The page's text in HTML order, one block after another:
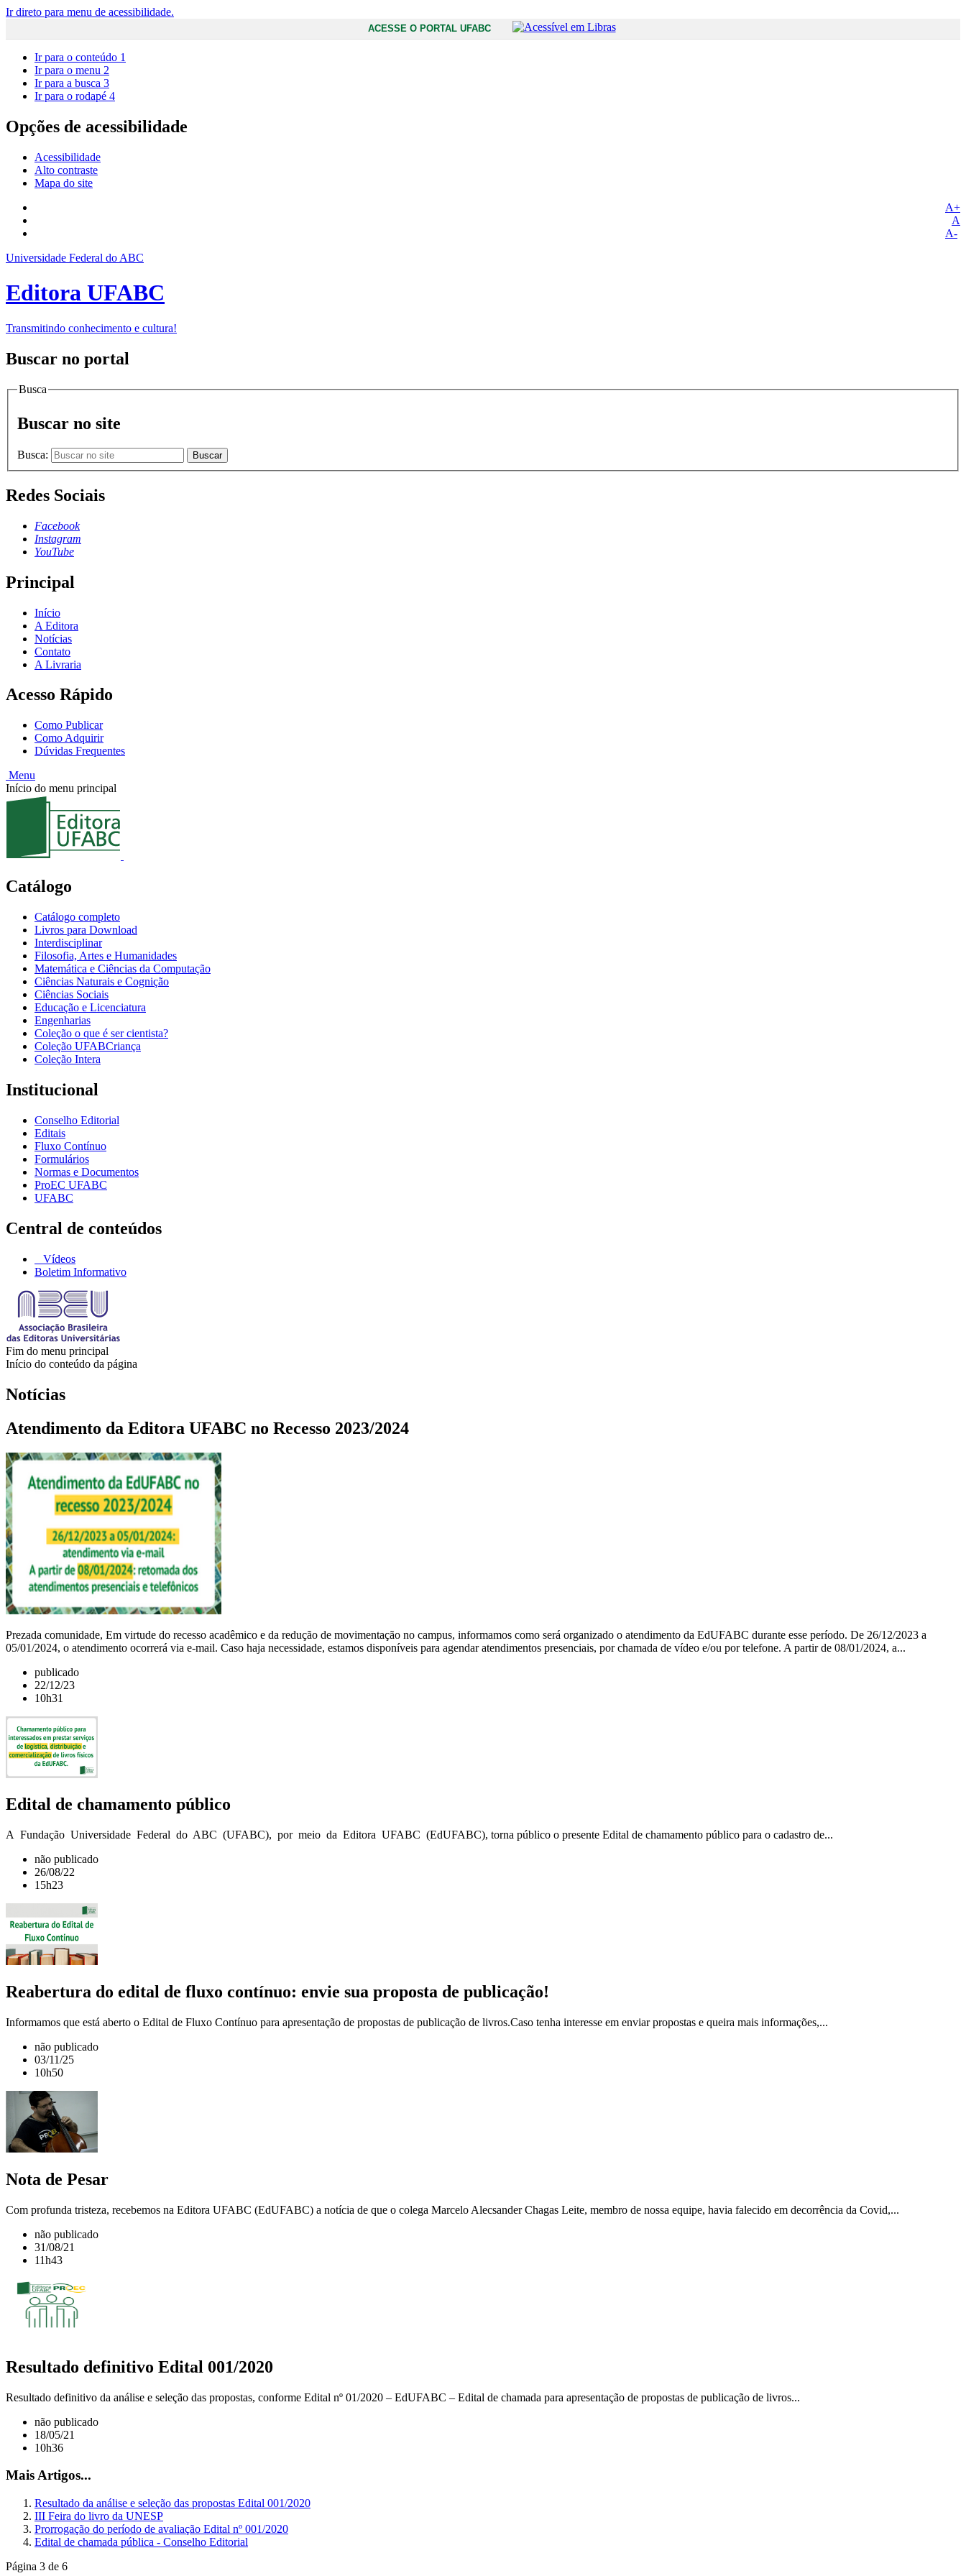
Ir direto para menu de acessibilidade.
ACESSE O PORTAL UFABC
Ir para o conteúdo 1
Ir para o menu 2
Ir para a busca 3
Ir para o rodapé 4
Opções de acessibilidade
Acessibilidade
Alto contraste
Mapa do site
A+
A
A-
Universidade Federal do ABC
Editora UFABC
Transmitindo conhecimento e cultura!
Buscar no portal
Busca
Buscar no site
Busca: Buscar
Redes Sociais
Facebook
Instagram
YouTube
Principal
Início
A Editora
Notícias
Contato
A Livraria
Acesso Rápido
Como Publicar
Como Adquirir
Dúvidas Frequentes
Menu
Início do menu principal
Catálogo
Catálogo completo
Livros para Download
Interdisciplinar
Filosofia, Artes e Humanidades
Matemática e Ciências da Computação
Ciências Naturais e Cognição
Ciências Sociais
Educação e Licenciatura
Engenharias
Coleção o que é ser cientista?
Coleção UFABCriança
Coleção Intera
Institucional
Conselho Editorial
Editais
Fluxo Contínuo
Formulários
Normas e Documentos
ProEC UFABC
UFABC
Central de conteúdos
Vídeos
Boletim Informativo
Fim do menu principal
Início do conteúdo da página
Notícias
Atendimento da Editora UFABC no Recesso 2023/2024
Prezada comunidade, Em virtude do recesso acadêmico e da redução de movimentação no campus, informamos como será organizado o atendimento da EdUFABC durante esse período. De 26/12/2023 a
05/01/2024, o atendimento ocorrerá via e-mail. Caso haja necessidade, estamos disponíveis para agendar atendimentos presenciais, por chamada de vídeo e/ou por telefone. A partir de 08/01/2024, a...
publicado
22/12/23
10h31
Edital de chamamento público
A Fundação Universidade Federal do ABC (UFABC), por meio da Editora UFABC (EdUFABC), torna público o presente Edital de chamamento público para o cadastro de...
não publicado
26/08/22
15h23
Reabertura do edital de fluxo contínuo: envie sua proposta de publicação!
Informamos que está aberto o Edital de Fluxo Contínuo para apresentação de propostas de publicação de livros.Caso tenha interesse em enviar propostas e queira mais informações,...
não publicado
03/11/25
10h50
Nota de Pesar
Com profunda tristeza, recebemos na Editora UFABC (EdUFABC) a notícia de que o colega Marcelo Alecsander Chagas Leite, membro de nossa equipe, havia falecido em decorrência da Covid,...
não publicado
31/08/21
11h43
Resultado definitivo Edital 001/2020
Resultado definitivo da análise e seleção das propostas, conforme Edital nº 01/2020 – EdUFABC – Edital de chamada para apresentação de propostas de publicação de livros...
não publicado
18/05/21
10h36
Mais Artigos...
Resultado da análise e seleção das propostas Edital 001/2020
III Feira do livro da UNESP
Prorrogação do período de avaliação Edital nº 001/2020
Edital de chamada pública - Conselho Editorial
Página 3 de 6